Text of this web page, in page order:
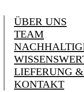
ÜBER UNS
TEAM
LIEFERUNG
KONTAKT